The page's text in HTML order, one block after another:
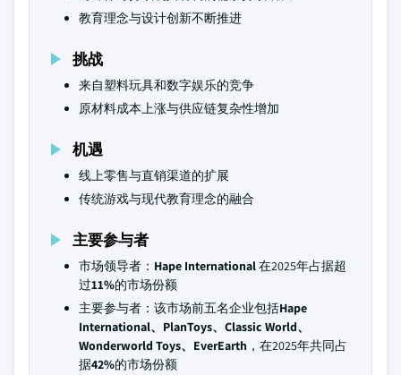
教育理念与设计创新不断推进
挑战
来自塑料玩具和数字娱乐的竞争
原材料成本上涨与供应链复杂性增加
机遇
线上零售与直销渠道的扩展
传统游戏与现代教育理念的融合
主要参与者
市场领导者： Hape International在2025年占据超
过11%的市场份额
主要参与者：该市场前五名企业包括Hape
International、PlanToys、Classic World、
Wonderworld Toys、EverEarth ，在2025年共同占
据42%的市场份额